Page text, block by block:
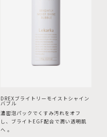
DREXブライトリーモイストシャイン
バブル
濃密泡パックでくすみ汚れをオフ
し、ブライトEGF配合で潤い透明肌
へ 。